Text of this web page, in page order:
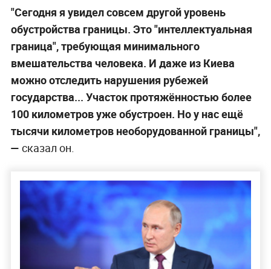
"Сегодня я увидел совсем другой уровень
обустройства границы. Это "интеллектуальная
граница", требующая минимального
вмешательства человека. И даже из Киева
можно отследить нарушения рубежей
государства... Участок протяжённостью более
100 километров уже обустроен. Но у нас ещё
тысячи километров необорудованной границы",
— сказал он.